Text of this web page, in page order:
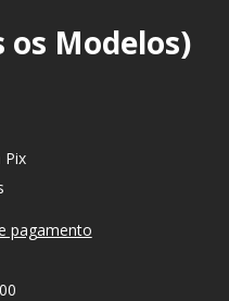
os Modelos)
Pix
pagamento